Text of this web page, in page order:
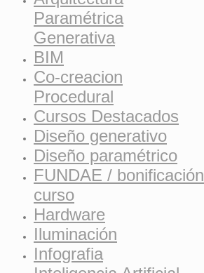
Paramétrica
Generativa
BIM
Co-creacion
Procedural
Cursos Destacados
Diseño generativo
Diseño paramétrico
FUNDAE / bonificación
curso
Hardware
Iluminación
Infografia